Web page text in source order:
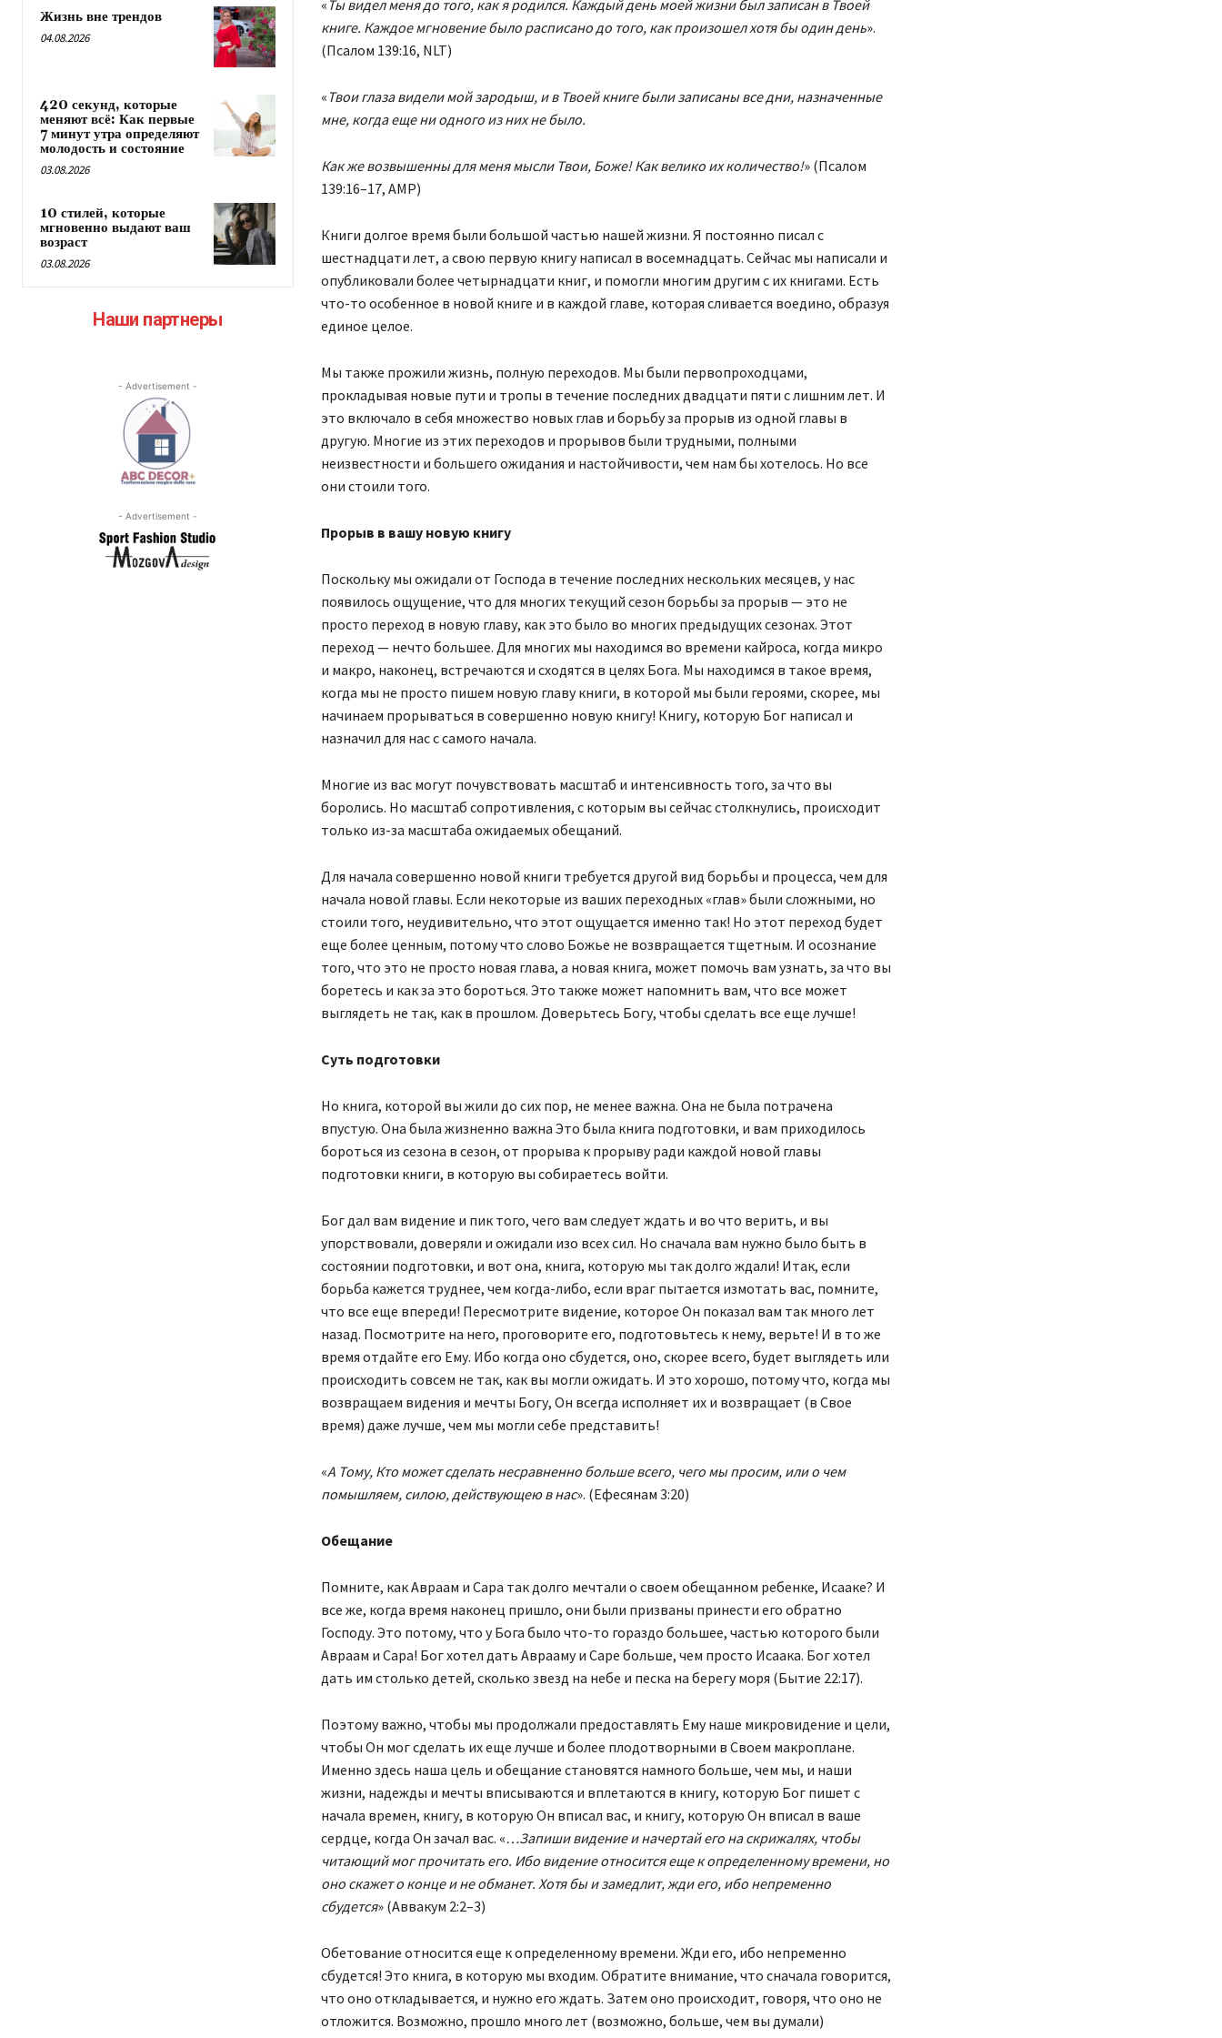
Жизнь вне трендов
04.08.2026
420 секунд, которые
меняют всё: Как первые
7 минут утра определяют
молодость и состояние
03.08.2026
10 стилей, которые
мгновенно выдают ваш
возраст
03.08.2026
Наши партнеры
- Advertisement -
- Advertisement -
« Ты видел меня до того, как я родился. Каждый день моей жизни был записан в Твоей
книге. Каждое мгновение было расписано до того, как произошел хотя бы один день».
(Псалом 139:16, NLT)
« Твои глаза видели мой зародыш, и в Твоей книге были записаны все дни, назначенные
мне, когда еще ни одного из них не было.
Как же возвышенны для меня мысли Твои, Боже! Как велико их количество!» (Псалом
139:16–17, AMP)
Книги долгое время были большой частью нашей жизни. Я постоянно писал с
шестнадцати лет, а свою первую книгу написал в восемнадцать. Сейчас мы написали и
опубликовали более четырнадцати книг, и помогли многим другим с их книгами. Есть
что-то особенное в новой книге и в каждой главе, которая сливается воедино, образуя
единое целое.
Мы также прожили жизнь, полную переходов. Мы были первопроходцами,
прокладывая новые пути и тропы в течение последних двадцати пяти с лишним лет. И
это включало в себя множество новых глав и борьбу за прорыв из одной главы в
другую. Многие из этих переходов и прорывов были трудными, полными
неизвестности и большего ожидания и настойчивости, чем нам бы хотелось. Но все
они стоили того.
Прорыв в вашу новую книгу
Поскольку мы ожидали от Господа в течение последних нескольких месяцев, у нас
появилось ощущение, что для многих текущий сезон борьбы за прорыв — это не
просто переход в новую главу, как это было во многих предыдущих сезонах. Этот
переход — нечто большее. Для многих мы находимся во времени кайроса, когда микро
и макро, наконец, встречаются и сходятся в целях Бога. Мы находимся в такое время,
когда мы не просто пишем новую главу книги, в которой мы были героями, скорее, мы
начинаем прорываться в совершенно новую книгу! Книгу, которую Бог написал и
назначил для нас с самого начала.
Многие из вас могут почувствовать масштаб и интенсивность того, за что вы
боролись. Но масштаб сопротивления, с которым вы сейчас столкнулись, происходит
только из-за масштаба ожидаемых обещаний.
Для начала совершенно новой книги требуется другой вид борьбы и процесса, чем для
начала новой главы. Если некоторые из ваших переходных «глав» были сложными, но
стоили того, неудивительно, что этот ощущается именно так! Но этот переход будет
еще более ценным, потому что слово Божье не возвращается тщетным. И осознание
того, что это не просто новая глава, а новая книга, может помочь вам узнать, за что вы
боретесь и как за это бороться. Это также может напомнить вам, что все может
выглядеть не так, как в прошлом. Доверьтесь Богу, чтобы сделать все еще лучше!
Суть подготовки
Но книга, которой вы жили до сих пор, не менее важна. Она не была потрачена
впустую. Она была жизненно важна Это была книга подготовки, и вам приходилось
бороться из сезона в сезон, от прорыва к прорыву ради каждой новой главы
подготовки книги, в которую вы собираетесь войти.
Бог дал вам видение и пик того, чего вам следует ждать и во что верить, и вы
упорствовали, доверяли и ожидали изо всех сил. Но сначала вам нужно было быть в
состоянии подготовки, и вот она, книга, которую мы так долго ждали! Итак, если
борьба кажется труднее, чем когда-либо, если враг пытается измотать вас, помните,
что все еще впереди! Пересмотрите видение, которое Он показал вам так много лет
назад. Посмотрите на него, проговорите его, подготовьтесь к нему, верьте! И в то же
время отдайте его Ему. Ибо когда оно сбудется, оно, скорее всего, будет выглядеть или
происходить совсем не так, как вы могли ожидать. И это хорошо, потому что, когда мы
возвращаем видения и мечты Богу, Он всегда исполняет их и возвращает (в Свое
время) даже лучше, чем мы могли себе представить!
«А Тому, Кто может сделать несравненно больше всего, чего мы просим, ​​или о чем
помышляем, силою, действующею в нас». (Ефесянам 3:20)
Обещание
Помните, как Авраам и Сара так долго мечтали о своем обещанном ребенке, Исааке? И
все же, когда время наконец пришло, они были призваны принести его обратно
Господу. Это потому, что у Бога было что-то гораздо большее, частью которого были
Авраам и Сара! Бог хотел дать Аврааму и Саре больше, чем просто Исаака. Бог хотел
дать им столько детей, сколько звезд на небе и песка на берегу моря (Бытие 22:17).
Поэтому важно, чтобы мы продолжали предоставлять Ему наше микровидение и цели,
чтобы Он мог сделать их еще лучше и более плодотворными в Своем макроплане.
Именно здесь наша цель и обещание становятся намного больше, чем мы, и наши
жизни, надежды и мечты вписываются и вплетаются в книгу, которую Бог пишет с
начала времен, книгу, в которую Он вписал вас, и книгу, которую Он вписал в ваше
сердце, когда Он зачал вас. «…Запиши видение и начертай его на скрижалях, чтобы
читающий мог прочитать его. Ибо видение относится еще к определенному времени, но
оно скажет о конце и не обманет. Хотя бы и замедлит, жди его, ибо непременно
сбудется» (Аввакум 2:2–3)
Обетование относится еще к определенному времени. Жди его, ибо непременно
сбудется! Это книга, в которую мы входим. Обратите внимание, что сначала говорится,
что оно откладывается, и нужно его ждать. Затем оно происходит, говоря, что оно не
отложится. Возможно, прошло много лет (возможно, больше, чем вы думали)